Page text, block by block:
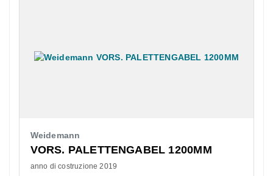
Weidemann
VORS. PALETTENGABEL 1200MM
anno di costruzione 2019